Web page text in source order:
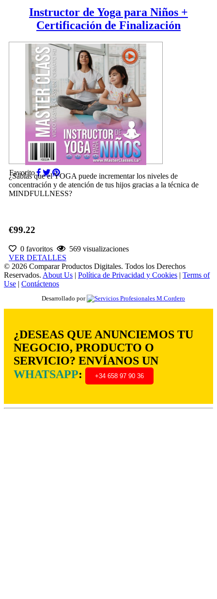
Instructor de Yoga para Niños +
Certificación de Finalización
Favorito
¿Sabías que el YOGA puede incrementar los niveles de
concentración y de atención de tus hijos gracias a la técnica de
MINDFULLNESS?
€99.22
0 favoritos
569 visualizaciones
VER DETALLES
© 2026 Comparar Productos Digitales. Todos los Derechos
Reservados. About Us | Política de Privacidad y Cookies | Terms of
Use | Contáctenos
Desarrollado por
¿DESEAS QUE ANUNCIEMOS TU
NEGOCIO, PRODUCTO O
SERVICIO? ENVÍANOS UN
WHATSAPP: +34 658 97 90 36